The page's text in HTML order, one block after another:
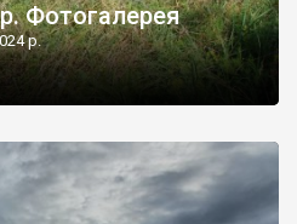
Фотогалерея
р.